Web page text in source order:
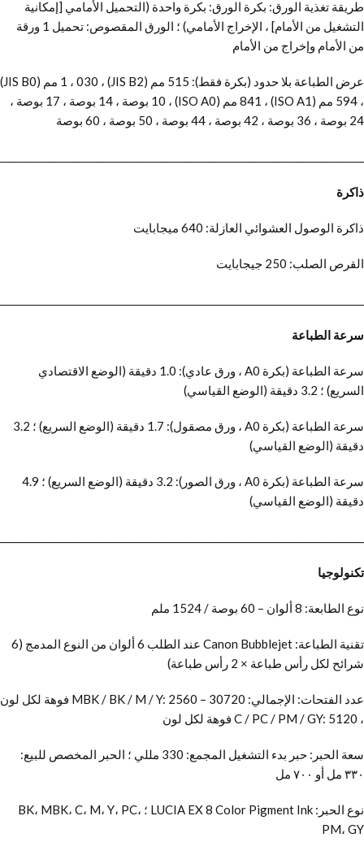
طريقة تغذية الورق: بكرة الورق: بكرة واحدة (التحميل الأمامي [إمكانية
التشغيل من الأمام] ، الإخراج الأمامي) ؛ الورق المقصوص: تحميل 1 ورقة
من الأمام وإخراج من الأمام
عرض الطباعة بلا حدود (بكرة فقط): 515 مم (JIS B2) ، 1 ، 030 مم (JIS B0)
، 594 مم (ISO A1) ، 841 مم (ISO A0) ، 10 بوصة ، 14 بوصة ، 17 بوصة ،
24 بوصة ، 36 بوصة ، 42 بوصة ، 44 بوصة ، 50 بوصة ، 60 بوصة
ذاكرة
ذاكرة الوصول العشوائي العازلة: 640 ميجابايت
القرص الصلب: 250 جيجابايت
سرعة الطباعة
سرعة الطباعة (بكرة A0 ، ورق عادي): 1.0 دقيقة (الوضع الاقتصادي
السريع) ؛ 3.2 دقيقة (الوضع القياسي)
سرعة الطباعة (بكرة A0 ، ورق مصقول): 1.7 دقيقة (الوضع السريع) ؛ 3.2
دقيقة (الوضع القياسي)
سرعة الطباعة (بكرة A0 ، ورق الصور): 3.2 دقيقة (الوضع السريع) ؛ 4.9
دقيقة (الوضع القياسي)
تكنولوجيا
نوع الطابعة: 8 ألوان – 60 بوصة / 1524 ملم
تقنية الطباعة: Canon Bubblejet عند الطلب 6 ألوان من النوع المدمج (6
شرائح لكل رأس طباعة × 2 رأس طباعة)
عدد الفتحات: الإجمالي: 30720 – MBK / BK / M / Y: 2560 فوهة لكل لون
، C / PC / PM / GY: 5120 فوهة لكل لون
سعة الحبر: حبر بدء التشغيل المجمع: 330 مللي ؛ الحبر المخصص للبيع:
٣٣٠ مل أو ٧٠٠ مل
نوع الحبر: LUCIA EX 8 Color Pigment Ink ؛ BK، MBK، C، M، Y، PC،
PM، GY